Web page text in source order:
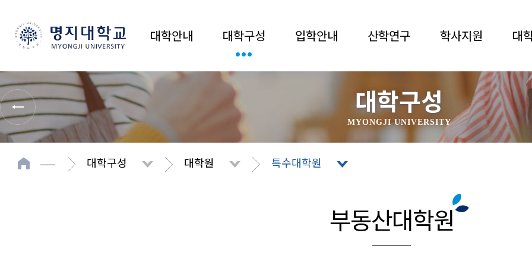
대학안내 대학구성 입학안내 산학연구 학사지원 대
대학구성
MYONGJI UNIVERSITY
대학구성 대학원 특수대학원
부동산대학원